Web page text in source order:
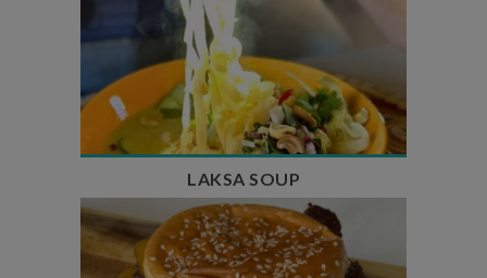
Temps de préparation : 40 min
Temps de cuisson : 25 min
Nombre de couverts : 4
LAKSA SOUP